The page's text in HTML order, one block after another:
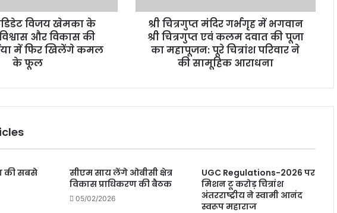
विजय खेमका के
और विकास की
में फिर खिलेंगे कमल
के फूल
एवं
कलम
दवात
चित्रांश
की
आराधना
श्री चित्रगुप्त मंदिर गर्भगृह में भगवान
श्री चित्रगुप्त एवं कलम दवात की पूजा
का महापूजन: पूरे चित्रांश परिवार ने
की सामूहिक आराधना
की सबसे
सीएम साय लेंगे ओबीसी क्षेत्र
विकास प्राधिकरण की बैठक
05/02/2026
UGC Regulations-2026 पर
मिशन टू करोड़ चित्रांश
अंतरराष्ट्रीय ने स्वामी आनंद
स्वरूप महाराज